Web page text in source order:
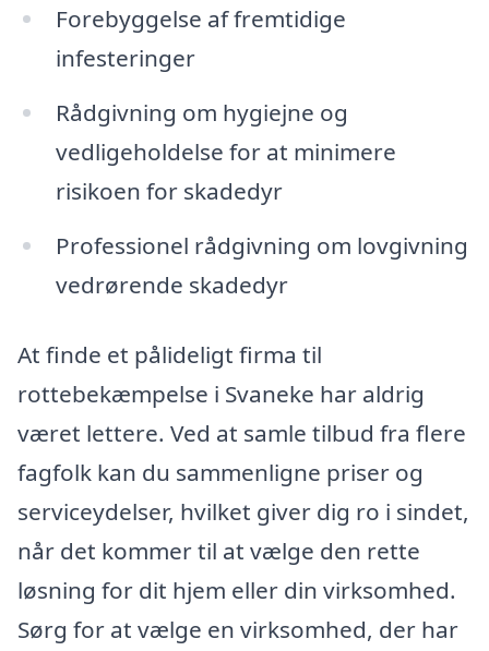
Forebyggelse af fremtidige
infesteringer
Rådgivning om hygiejne og
vedligeholdelse for at minimere
risikoen for skadedyr
Professionel rådgivning om lovgivning
vedrørende skadedyr
At finde et pålideligt firma til
rottebekæmpelse i Svaneke har aldrig
været lettere. Ved at samle tilbud fra flere
fagfolk kan du sammenligne priser og
serviceydelser, hvilket giver dig ro i sindet,
når det kommer til at vælge den rette
løsning for dit hjem eller din virksomhed.
Sørg for at vælge en virksomhed, der har